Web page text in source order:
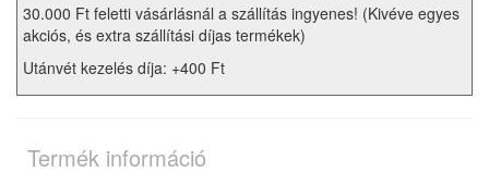
30.000 Ft feletti vásárlásnál a szállítás ingyenes! (Kivéve egyes
akciós, és extra szállítási díjas termékek)
Utánvét kezelés díja: +400 Ft
Termék információ